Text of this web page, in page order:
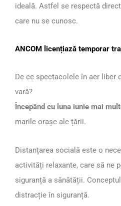
ideală. Astfel se respectă
care nu se cunosc.
ANCOM licențiază temporar
De ce spectacolele în aer liber
vară?
Începând cu luna iunie mai
marile orașe ale țării.
Distanțarea socială este o
activități relaxante, care să ne
siguranță a sănătății.
distracție în siguranță.